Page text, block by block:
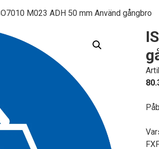
M023 ADH 50 mm Använd gångbro